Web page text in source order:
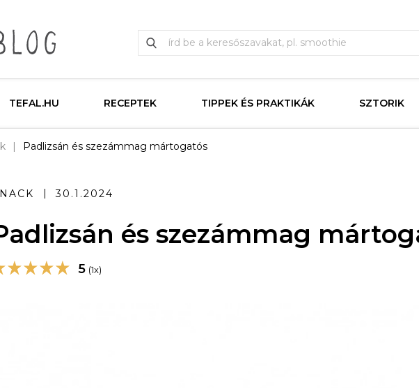
TEFAL.HU RECEPTEK TIPPEK ÉS PRAKTIKÁK SZTORIK
Padlizsán és szezámmag mártogatós
30.1.2024
és szezámmag
5 (1x)